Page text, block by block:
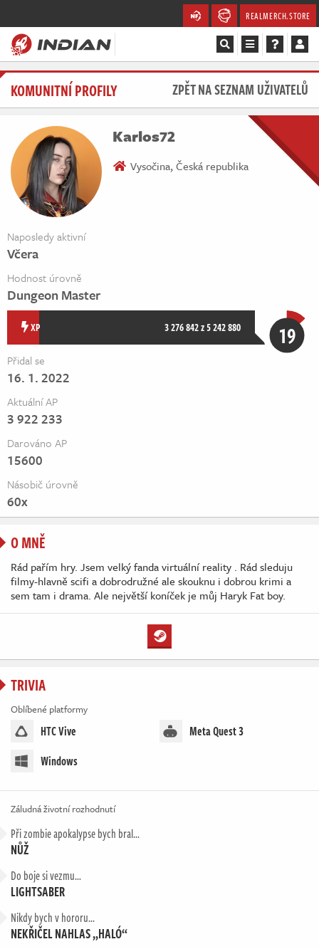
REALMERCH.STORE
Magazín
Videa
Soutěže
Databáze
Komunita
Redakce
Živě
KOMUNITNÍ PROFILY ZPĚT NA SEZNAM UŽIVATELŮ
Karlos72
Vysočina, Česká republika
Naposledy aktivní
Včera
Hodnost úrovně
Dungeon Master
XP 3 276 842 z 5 242 880 19
Přidal se
16. 1. 2022
Aktuální AP
3 922 233
Darováno AP
15600
Násobič úrovně
60x
O MNĚ
Rád pařím hry. Jsem velký fanda virtuální reality . Rád sleduju
filmy-hlavně scifi a dobrodružné ale skouknu i dobrou krimi a
sem tam i drama. Ale největší koníček je můj Haryk Fat boy.
TRIVIA
Oblíbené platformy
HTC Vive
Meta Quest 3
Windows
Záludná životní rozhodnutí
Při zombie apokalypse bych bral…
NŮŽ
Do boje si vezmu…
LIGHTSABER
Nikdy bych v hororu…
NEKŘIČEL NAHLAS „HALÓ“